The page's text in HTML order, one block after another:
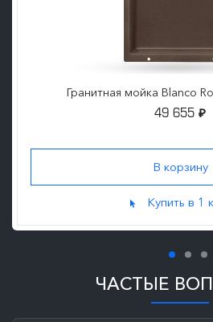
Гранитная мойка Blanco
49 655 ₽
Купить в 1
ЧАСТЫЕ